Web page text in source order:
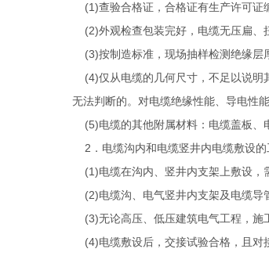
(1)查验合格证，合格证有生产许可证
(2)外观检查包装完好，电缆无压扁、
(3)按制造标准，现场抽样检测绝缘层
(4)仅从电缆的几何尺寸，不足以说明
无法判断的。对电缆绝缘性能、导电性
(5)电缆的其他附属材料：电缆盖板、
2．电缆沟内和电缆竖井内电缆敷设的
(1)电缆在沟内、竖井内支架上敷设，
(2)电缆沟、电气竖井内支架及电缆导
(3)无论高压、低压建筑电气工程，施
(4)电缆敷设后，交接试验合格，且对